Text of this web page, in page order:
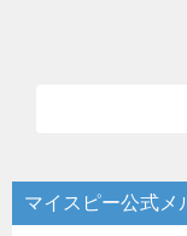
ー
シ
マイスピー公式メ